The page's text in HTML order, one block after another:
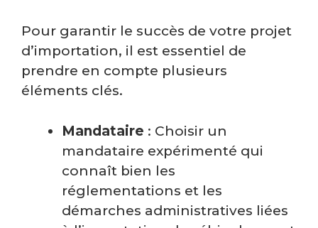
Pour garantir le succès de votre projet
d’importation, il est essentiel de
prendre en compte plusieurs
éléments clés.
Mandataire : Choisir un
mandataire expérimenté qui
connaît bien les
réglementations et les
démarches administratives liées